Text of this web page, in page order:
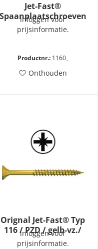
Jet-Fast®
Spaanplaatschroeven
geel verzinkt deeldraad
inloggen voor
prijsinformatie.
Productnr.:1160_
Onthouden
Orignal Jet-Fast® Typ
116 / PZD / gelb-vz./
teilgew.
inloggen voor
prijsinformatie.